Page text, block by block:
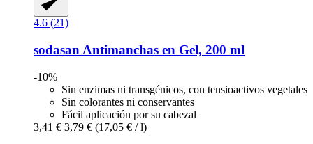
4.6 (21)
sodasan Antimanchas en Gel, 200 ml
-10%
Sin enzimas ni transgénicos, con tensioactivos vegetales
Sin colorantes ni conservantes
Fácil aplicación por su cabezal
3,41 € 3,79 € (17,05 € / l)